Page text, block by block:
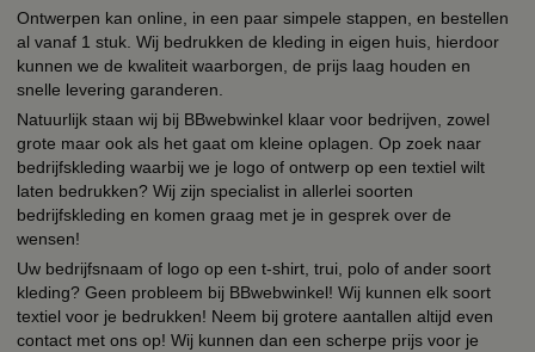
Ontwerpen kan online, in een paar simpele stappen, en bestellen
al vanaf 1 stuk. Wij bedrukken de kleding in eigen huis, hierdoor
kunnen we de kwaliteit waarborgen, de prijs laag houden en
snelle levering garanderen.
Natuurlijk staan wij bij BBwebwinkel klaar voor bedrijven, zowel
grote maar ook als het gaat om kleine oplagen. Op zoek naar
bedrijfskleding waarbij we je logo of ontwerp op een textiel wilt
laten bedrukken? Wij zijn specialist in allerlei soorten
bedrijfskleding en komen graag met je in gesprek over de
wensen!
Uw bedrijfsnaam of logo op een t-shirt, trui, polo of ander soort
kleding? Geen probleem bij BBwebwinkel! Wij kunnen elk soort
textiel voor je bedrukken! Neem bij grotere aantallen altijd even
contact met ons op! Wij kunnen dan een scherpe prijs voor je